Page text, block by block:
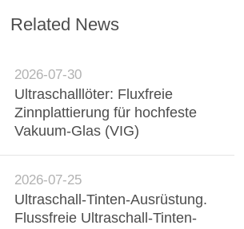
Related News
2026-07-30
Ultraschalllöter: Fluxfreie
Zinnplattierung für hochfeste
Vakuum-Glas (VIG)
2026-07-25
Ultraschall-Tinten-Ausrüstung.
Flussfreie Ultraschall-Tinten-